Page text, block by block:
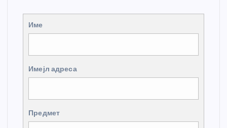
Име
Имејл адреса
Предмет